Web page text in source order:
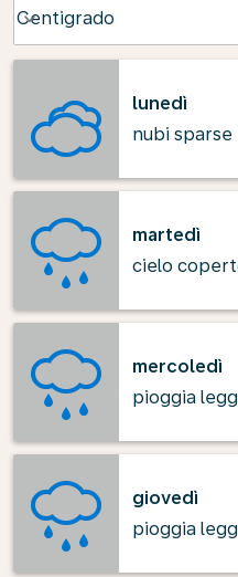
Centigrado
keyboard_arrow_down
lunedì
nubi sparse
martedì
cielo
mercoledì
pioggia
giovedì
pioggia